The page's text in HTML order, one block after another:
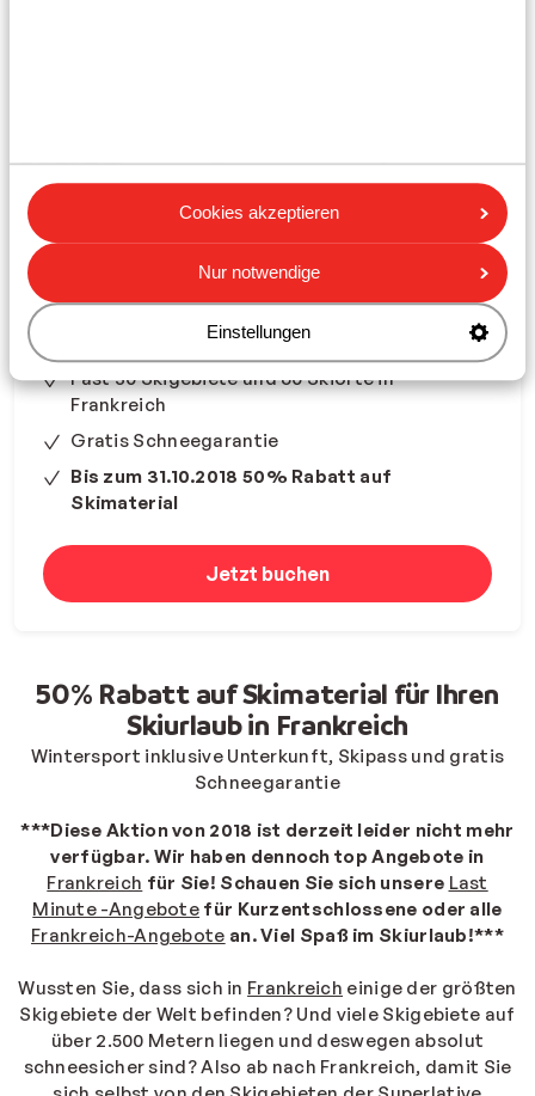
Cookies akzeptieren
Nur notwendige
Einstellungen
Weitere Skigebiete in Frankreich
Fast 30 Skigebiete und 60 Skiorte in
Frankreich
Gratis Schneegarantie
Bis zum 31.10.2018 50% Rabatt auf
Skimaterial
Jetzt buchen
50% Rabatt auf Skimaterial für Ihren
Skiurlaub in Frankreich
Wintersport inklusive Unterkunft, Skipass und gratis
Schneegarantie
***Diese Aktion von 2018 ist derzeit leider nicht mehr
verfügbar. Wir haben dennoch top Angebote in
Frankreich für Sie! Schauen Sie sich unsere Last
Minute -Angebote für Kurzentschlossene oder alle
Frankreich-Angebote an. Viel Spaß im Skiurlaub!***
Wussten Sie, dass sich in Frankreich einige der größten
Skigebiete der Welt befinden? Und viele Skigebiete auf
über 2.500 Metern liegen und deswegen absolut
schneesicher sind? Also ab nach Frankreich, damit Sie